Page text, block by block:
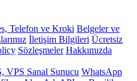
Telefon ve Kroki Belgeler ve
İletişim Bilgileri Ücretsiz
Sözleşmeler Hakkımızda
VPS Sanal Sunucu WhatsApp